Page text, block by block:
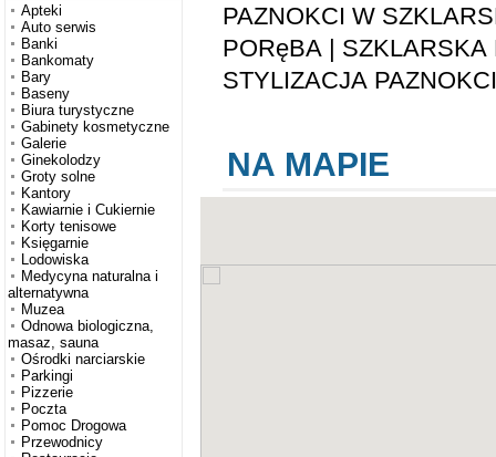
Apteki
Auto serwis
Banki
Bankomaty
Bary
Baseny
Biura turystyczne
Gabinety kosmetyczne
Galerie
Ginekolodzy
Groty solne
Kantory
Kawiarnie i Cukiernie
Korty tenisowe
Księgarnie
Lodowiska
Medycyna naturalna i
alternatywna
Muzea
Odnowa biologiczna,
masaz, sauna
Ośrodki narciarskie
Parkingi
Pizzerie
Poczta
Pomoc Drogowa
Przewodnicy
PAZNOKCI W
PORęBA | SZKLARSKA
STYLIZACJA PAZNOKCI
NA MAPIE